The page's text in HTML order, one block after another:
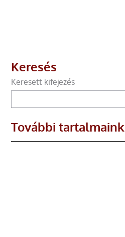
Keresés
Keresett kifejezés
További tartalmaink